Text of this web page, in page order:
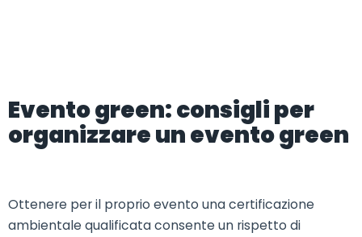
Evento green: consigli per
organizzare un evento green
Ottenere per il proprio evento una certificazione
ambientale qualificata consente un rispetto di